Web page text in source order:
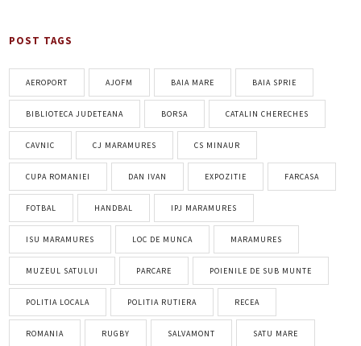
POST TAGS
AEROPORT AJOFM BAIA MARE BAIA SPRIE
BIBLIOTECA JUDETEANA BORSA CATALIN CHERECHES
CAVNIC CJ MARAMURES CS MINAUR
CUPA ROMANIEI DAN IVAN EXPOZITIE FARCASA
FOTBAL HANDBAL IPJ MARAMURES
ISU MARAMURES LOC DE MUNCA MARAMURES
MUZEUL SATULUI PARCARE POIENILE DE SUB MUNTE
POLITIA LOCALA POLITIA RUTIERA RECEA
ROMANIA RUGBY SALVAMONT SATU MARE